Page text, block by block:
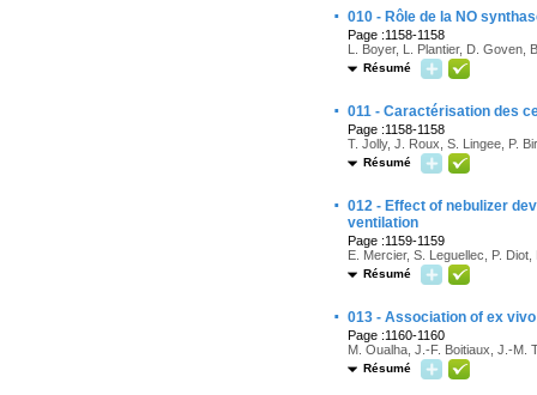
· 010 - Rôle de la NO
Page :1158-1158
L. Boyer, L. Plantier, D. Goven,
Résumé
· 011 - Caractérisation des
Page :1158-1158
T. Jolly, J. Roux, S. Lingee, P.
Résumé
· 012 - Effect of nebulizer
ventilation
Page :1159-1159
E. Mercier, S. Leguellec, P. Diot,
Résumé
· 013 - Association of ex
Page :1160-1160
M. Oualha, J.-F. Boitiaux, J.-M.
Résumé